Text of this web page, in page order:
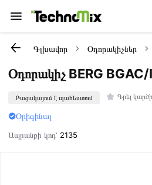
Գլխավոր Օդորակիչներ
Օդորակիչ BERG
Բացակայում է պահեստում Գրել
Օրիգինալ
Ապրանքի կոդ՝ 2135